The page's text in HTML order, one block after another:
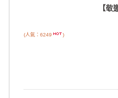
【
(人氣：6249 )